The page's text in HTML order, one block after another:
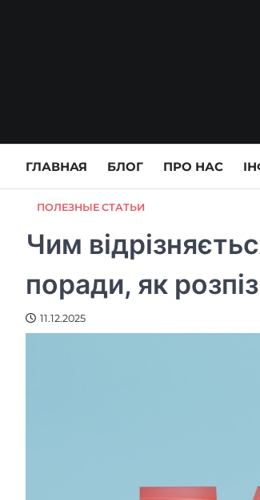
ГЛАВНАЯ БЛОГ ПРО НАС
ПОЛЕЗНЫЕ СТАТЬИ
Чим
поради, як
11.12.2025